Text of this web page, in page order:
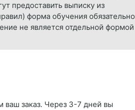
предоставить выписку из
форма обучения обязательно
не является отдельной формой
ваш заказ. Через 3-7 дней вы